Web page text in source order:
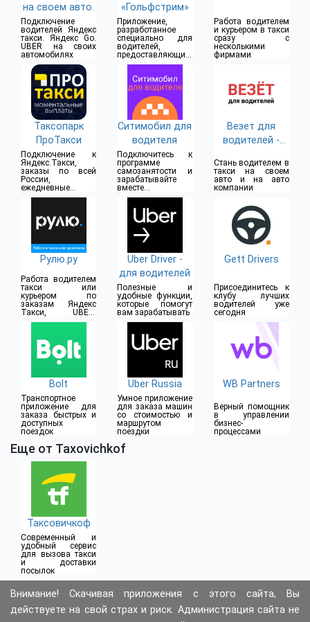
на своем авто.
Подключение
водителей Яндекс
такси. Яндекс Go.
UBER на своих
автомобилях
«Гольфстрим»
Приложение,
разработанное
специально для
водителей,
предоставляющих
услуги такси
Работа водителем
и курьером в такси
сразу с
несколькими
фирмами
Таксопарк
ПроТакси
Подключение к
Яндекс.Такси,
заказы по всей
России,
ежедневные
выплаты
Ситимобил для
водителя
Подключитесь к
программе
самозанятости и
зарабатывайте
вместе с
Ситимобил
Везет для
водителей -
Стань водителем в
такси на своем
авто и на авто
компании
Рулю.ру
Работа водителем
такси или
курьером по
заказам Яндекс
Такси, UBER,
Везёт, Яндекс
Uber Driver -
для водителей
Полезные и
удобные функции,
которые помогут
вам зарабатывать
Gett Drivers
Присоединитесь к
клубу лучших
водителей уже
сегодня
Bolt
Транспортное
приложение для
заказа быстрых и
доступных
поездок
Uber Russia
Умное приложение
для заказа машин
со стоимостью и
маршрутом
поездки
WB Partners
Верный помощник
в управлении
бизнес-
процессами
Еще от Taxovichkof
Таксовичкоф
Современный и
удобный сервис
для вызова такси
и доставки
посылок
Внимание! Скачивая приложения с этого сайта, Вы
действуете на свой страх и риск. Администрация сайта не